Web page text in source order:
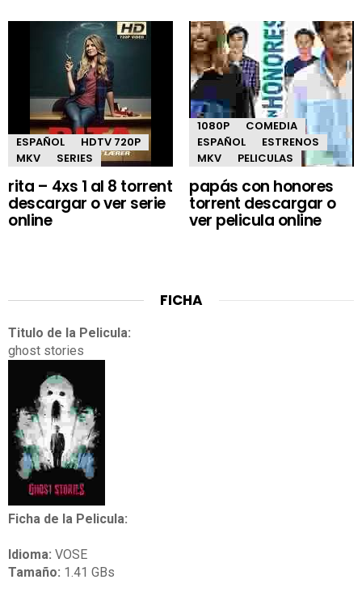
ESPAÑOL
HDTV 720P
MKV
SERIES
rita – 4xs 1 al 8 torrent
descargar o ver serie
online
1080P
COMEDIA
ESPAÑOL
ESTRENOS
MKV
PELICULAS
papás con honores
torrent descargar o
ver pelicula online
FICHA
Titulo de la Pelicula:
ghost stories
Ficha de la Pelicula:
Idioma: VOSE
Tamaño: 1.41 GBs